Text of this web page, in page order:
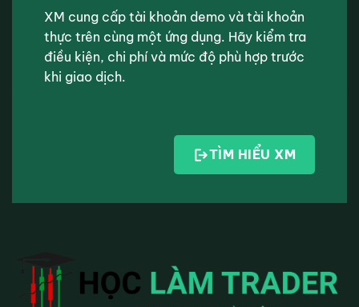
XM cung cấp tài khoản demo và tài khoản
thực trên cùng một ứng dụng. Hãy kiểm tra
điều kiện, chi phí và mức độ phù hợp trước
khi giao dịch.
TÌM HIỂU XM